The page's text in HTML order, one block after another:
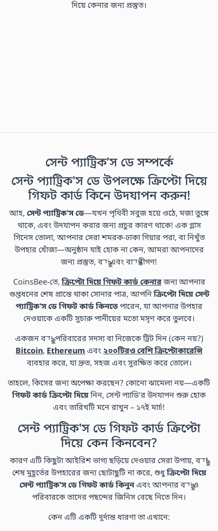
দিয়ে কেনার জন্য প্রস্তুত।
সেন্ট প্যাট্রিক’স ডে সম্পর্কে
সেন্ট প্যাট্রিক'স ডে উপলক্ষে ক্রিপ্টো দিয়ে
গিফট কার্ড কিনে উদযাপন করুন!
আহ, সেন্ট প্যাট্রিক'স ডে—যখন পৃথিবী সবুজ হয়ে ওঠে, মজা তুঙ্গে
থাকে, এবং উদযাপন করার জন্য প্রচুর কারণ থাকে! এক গ্লাস
গিনেস তোলা, আপনার সেরা শমরক-ঢাকা গিয়ার পরা, বা নিখুঁত
উপহার খোঁজা—অনুষ্ঠান যাই হোক না কেন, আমরা আপনাদের
জন্য প্রস্তুত, বন্ধু এবং বান্ধবীগণ!
CoinsBee-তে,ক্রিপ্টো দিয়ে গিফট কার্ড কেনারজন্য আপনার
গুপ্তধনের শেষ প্রান্তে থাকা সোনার পাত্র, আপনিক্রিপ্টো দিয়ে সেন্ট
প্যাট্রিক'স ডে গিফট কার্ড কিনতেপারেন, যা আপনার উপহার
দেওয়াকে একটি সুচারু পানীয়ের মতো মসৃণ করে তুলবে।
একজন বন্ধু, পরিবারের সদস্য বা নিজেকে ট্রিট দিন (কেন নয়?)
Bitcoin, Ethereumএবং২০০টিরও বেশি ক্রিপ্টোকারেন্সি
ব্যবহার করে, যা দ্রুত, সহজ এবং সুরক্ষিত করে তোলে।
তাহলে, কিসের জন্য অপেক্ষা করছেন? কোনো ঝামেলা নয়—একটি
গিফট কার্ড ক্রিপ্টো দিয়েনিন, সেন্ট প্যাডি'র উদযাপন শুরু হোক
এবং তারিখটি মনে রাখুন – ১৭ই মার্চ!
সেন্ট প্যাট্রিক'স ডে গিফট কার্ড ক্রিপ্টো
দিয়ে কেন কিনবেন?
কারণ এটি কিছুটা আইরিশ ভাগ্য ছড়িয়ে দেওয়ার সেরা উপায়, বন্ধু!
শেষ মুহূর্তের উপহারের জন্য ছোটাছুটি না করে, শুধুক্রিপ্টো দিয়ে
সেন্ট প্যাট্রিক'স ডে গিফট কার্ড কিনুনএবং আপনার বন্ধু ও
পরিবারকে তাদের পছন্দের জিনিস বেছে নিতে দিন।
কেন এটি একটি দুর্দান্ত ধারণা তা এখানে: